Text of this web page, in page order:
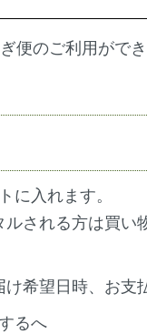
便のご利用がで
に入れます。
される方は買い
希望日時、お支
るへ